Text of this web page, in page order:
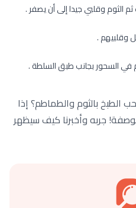
الثوم وقلبي جيدا إلى أن يصفر .
وقلبيهم .
السحور بجانب طبق السلطة .
بالثوم والطماطم؟ إذا
جربه وأخبرنا كيف سيظهر